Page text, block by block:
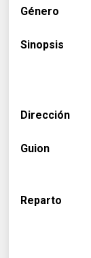
Género
Sinopsis
Dirección
Guion
Reparto